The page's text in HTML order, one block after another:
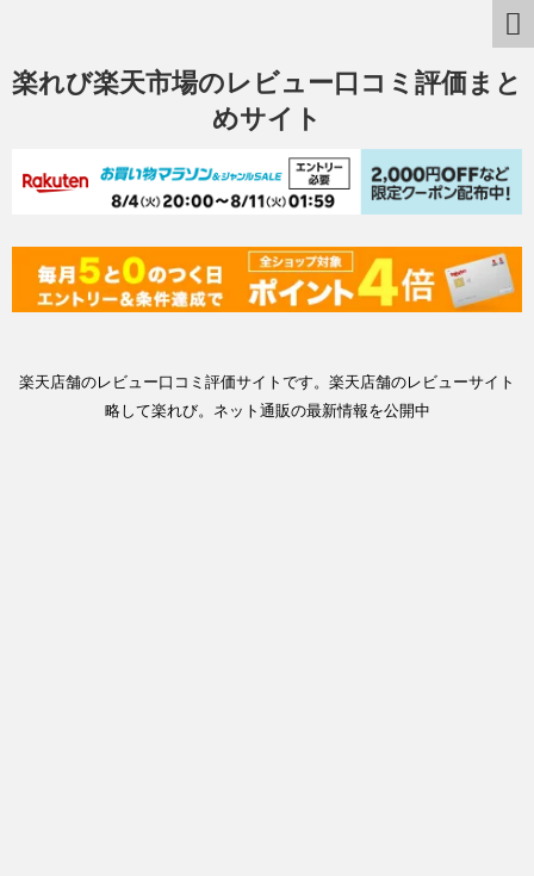
楽れび楽天市場のレビュー口コミ評価まと
めサイト
楽天店舗のレビュー口コミ評価サイトです。楽天店舗のレビューサイト
略して楽れび。ネット通販の最新情報を公開中